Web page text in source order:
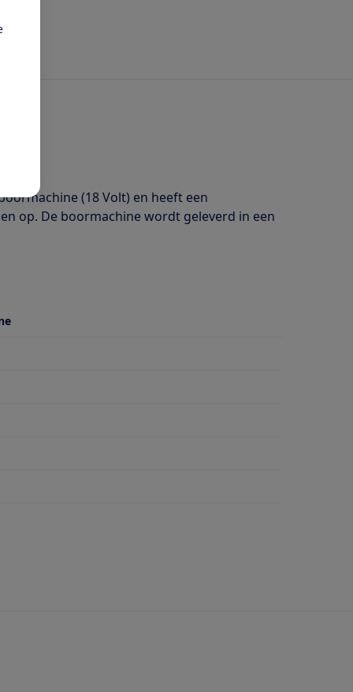
(18 Volt) en heeft een
op. De boormachine wordt geleverd in een